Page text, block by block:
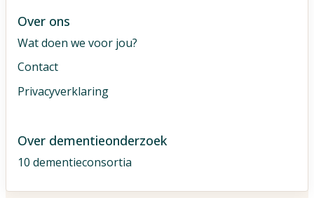
Over ons
Wat doen we voor jou?
Contact
Privacyverklaring
Over dementieonderzoek
10 dementieconsortia